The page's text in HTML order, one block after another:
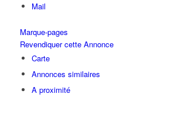
Mail
Marque-pages
Revendiquer cette Annonce
Carte
Annonces similaires
A proximité